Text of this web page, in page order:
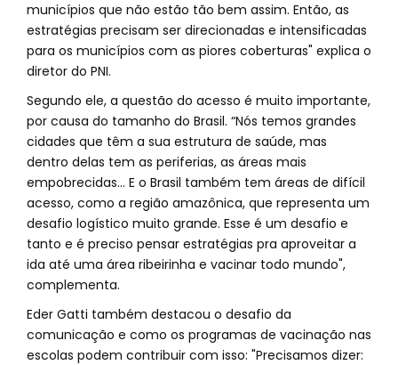
municípios que não estão tão bem assim. Então, as
estratégias precisam ser direcionadas e intensificadas
para os municípios com as piores coberturas" explica o
diretor do PNI.
Segundo ele, a questão do acesso é muito importante,
por causa do tamanho do Brasil. “Nós temos grandes
cidades que têm a sua estrutura de saúde, mas
dentro delas tem as periferias, as áreas mais
empobrecidas... E o Brasil também tem áreas de difícil
acesso, como a região amazônica, que representa um
desafio logístico muito grande. Esse é um desafio e
tanto e é preciso pensar estratégias pra aproveitar a
ida até uma área ribeirinha e vacinar todo mundo",
complementa.
Eder Gatti também destacou o desafio da
comunicação e como os programas de vacinação nas
escolas podem contribuir com isso: "Precisamos dizer: